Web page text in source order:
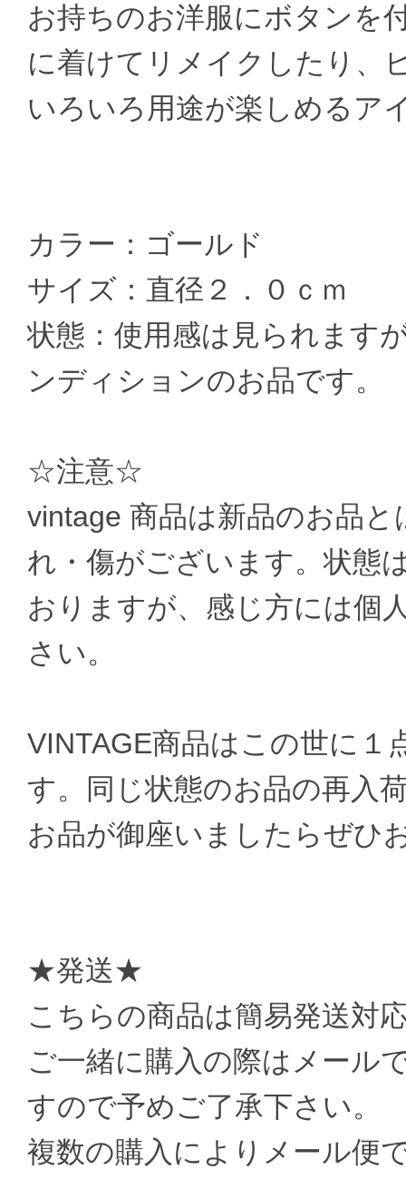
お持ちのお洋服にボタンを
に着けてリメイクしたり、
いろいろ用途が楽しめるア
カラー：ゴールド
サイズ：直径２．０ｃｍ
状態：使用感は見られます
ンディションのお品です。
☆注意☆
vintage 商品は新品のお品
れ・傷がございます。状態
おりますが、感じ方には個
さい。
VINTAGE商品はこの世に１
す。同じ状態のお品の再入
お品が御座いましたらぜひ
★発送★
こちらの商品は簡易発送対
ご一緒に購入の際はメール
すので予めご了承下さい。
複数の購入によりメール便